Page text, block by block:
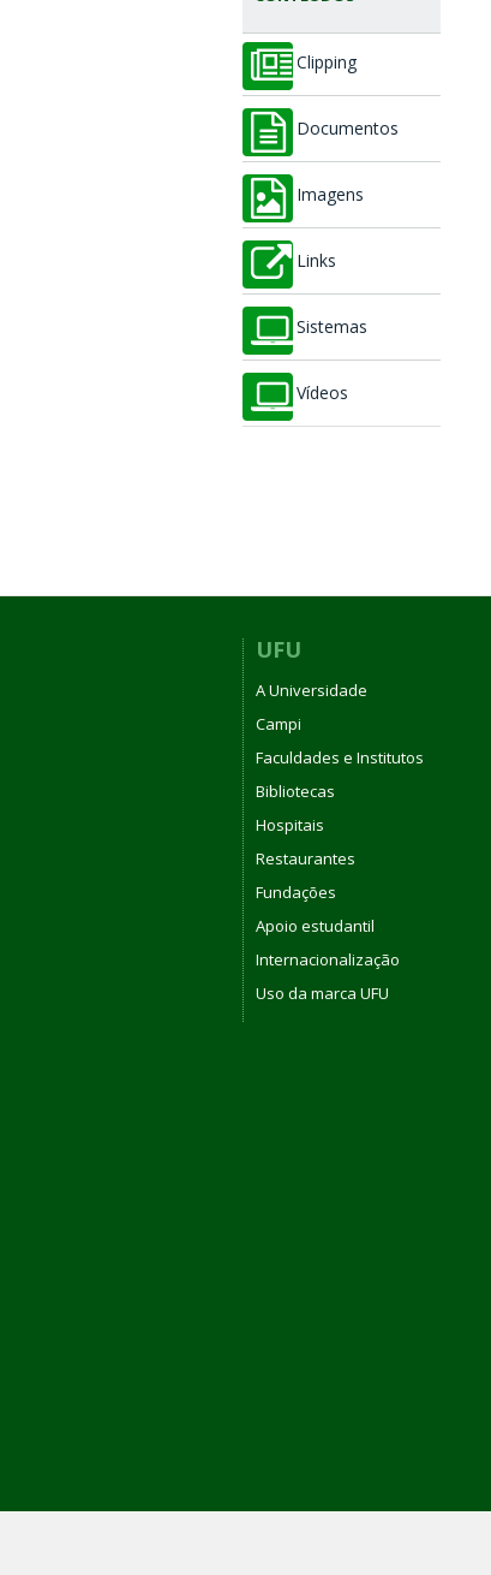
Clipping
Documentos
Imagens
Links
Sistemas
Vídeos
UFU
A Universidade
Campi
Faculdades e Institutos
Bibliotecas
Hospitais
Restaurantes
Fundações
Apoio estudantil
Internacionalização
Uso da marca UFU